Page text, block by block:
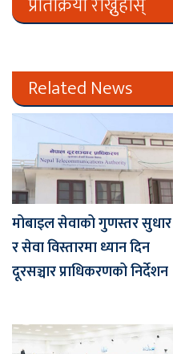
Related News
मोबाइल सेवाको गुणस्तर सुधार
र सेवा विस्तारमा ध्यान दिन
दूरसञ्चार प्राधिकरणको निर्देशन